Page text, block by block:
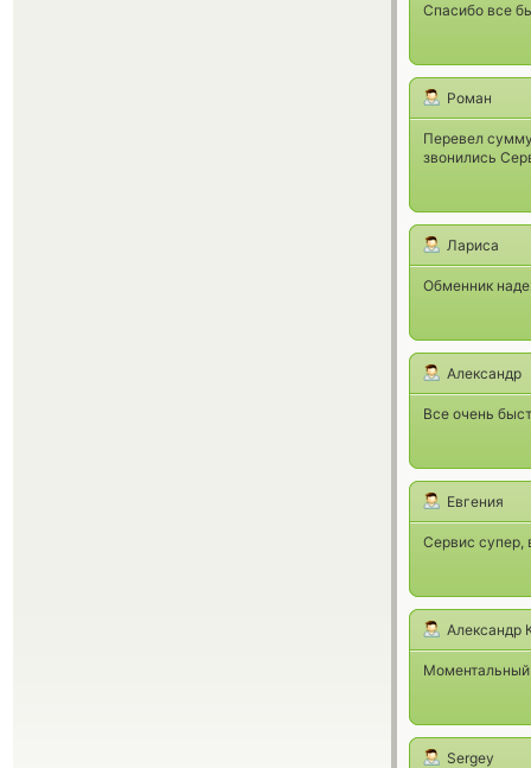
Спасибо все
Роман
Перевел
звонились
Лариса
Обменник
Александр
Все очень
Евгения
Сервис супер,
Александр
Sergey